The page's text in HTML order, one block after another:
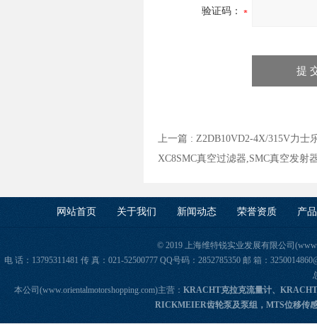
验证码：
上一篇 : Z2DB10VD2-4X/315V力士
XC8SMC真空过滤器,SMC真空发射
网站首页 关于我们 新闻动态 荣誉资质 产
© 2019 上海维特锐实业发展有限公司
电 话：13795311481 传 真：021-52500777 QQ号码：2852785350 邮 箱：
本公司(www.orientalmotorshopping.com)主营： KRACHT克拉克流量计、
RICKMEIER齿轮泵及泵组，MTS位移传